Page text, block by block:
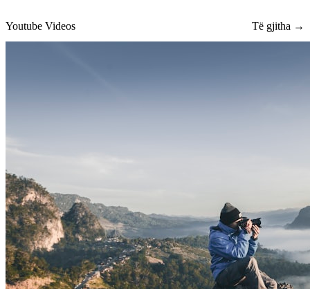
Youtube Videos Të gjitha →